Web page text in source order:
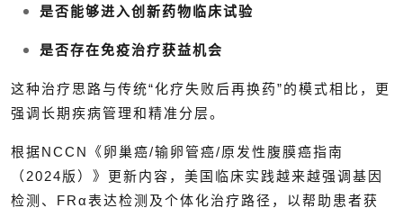
是否能够进入创新药物临床试验
是否存在免疫治疗获益机会
这种治疗思路与传统“化疗失败后再换药”的模式相比，更
强调长期疾病管理和精准分层。
根据NCCN《卵巢癌/输卵管癌/原发性腹膜癌指南
（2024版）》更新内容，美国临床实践越来越强调基因
检测、FRα表达检测及个体化治疗路径，以帮助患者获